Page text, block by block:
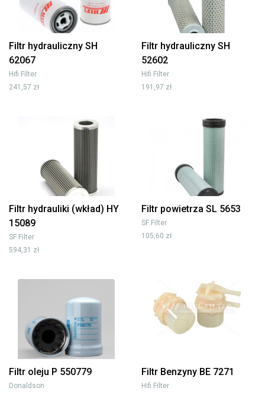
Filtr hydrauliczny SH
62067
Hifi Filter
241,57 zł
Filtr hydrauliczny SH
52602
Hifi Filter
191,97 zł
Filtr hydrauliki (wkład) HY
15089
SF Filter
594,31 zł
Filtr powietrza SL 5653
SF Filter
105,60 zł
Filtr oleju P 550779
Donaldson
Filtr Benzyny BE 7271
Hifi Filter